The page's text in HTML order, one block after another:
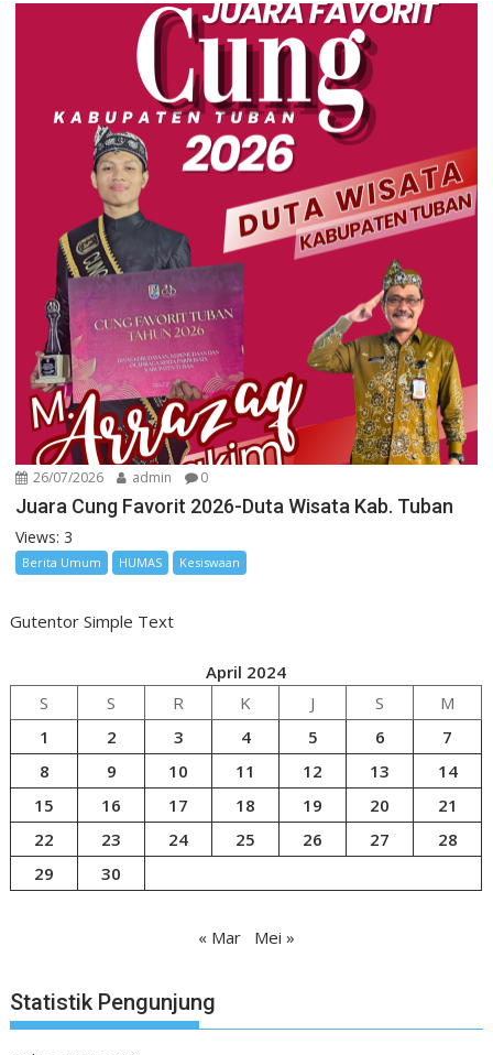
26/07/2026 admin 0
Juara Cung Favorit 2026-Duta Wisata Kab. Tuban
Views: 3
Berita Umum HUMAS Kesiswaan
Gutentor Simple Text
April 2024
S
S R K J S
M
1
2 3 4 5 6
7
8
9 10 11 12 13
14
15
16 17 18 19 20
21
22
23 24 25 26 27
28
29
30
« Mar Mei »
Statistik Pengunjung